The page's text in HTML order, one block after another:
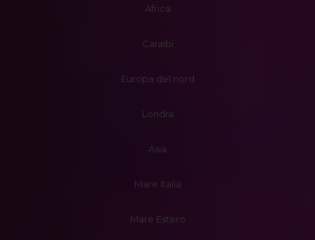
Africa
Caraibi
Europa del nord
Londra
Asia
Mare Italia
Mare Estero